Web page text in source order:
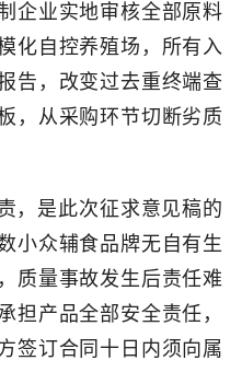
企业实地审核全部原料
化自控养殖场，所有入
告，改变过去重终端查
，从采购环节切断劣质
，是此次征求意见稿的
小众辅食品牌无自有生
质量事故发生后责任难
担产品全部安全责任，
签订合同十日内须向属